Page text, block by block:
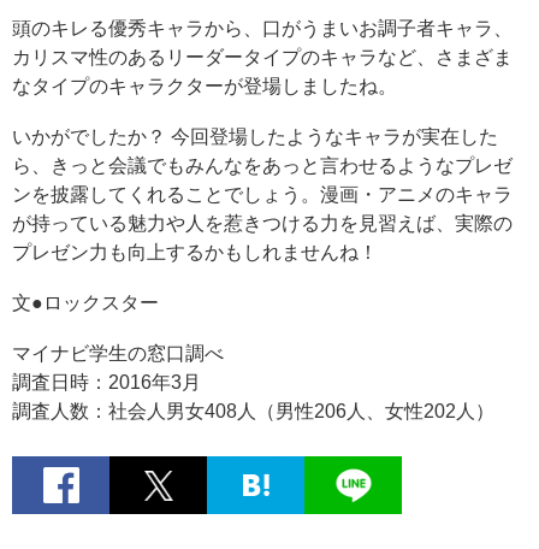
頭のキレる優秀キャラから、口がうまいお調子者キャラ、
カリスマ性のあるリーダータイプのキャラなど、さまざま
なタイプのキャラクターが登場しましたね。
いかがでしたか？ 今回登場したようなキャラが実在した
ら、きっと会議でもみんなをあっと言わせるようなプレゼ
ンを披露してくれることでしょう。漫画・アニメのキャラ
が持っている魅力や人を惹きつける力を見習えば、実際の
プレゼン力も向上するかもしれませんね！
文●ロックスター
マイナビ学生の窓口調べ
調査日時：2016年3月
調査人数：社会人男女408人（男性206人、女性202人）